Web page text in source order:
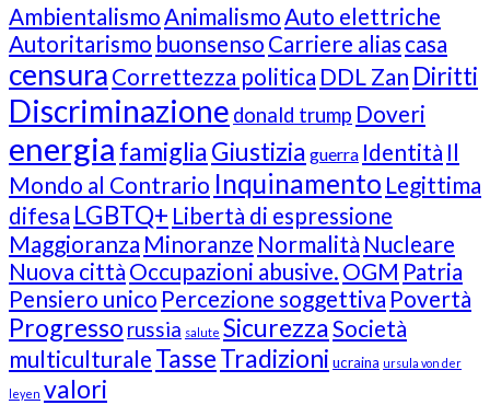
Ambientalismo Animalismo Auto elettriche
Autoritarismo buonsenso Carriere alias casa
censura Correttezza politica DDL Zan Diritti
Discriminazione donald trump Doveri
energia famigliaGiustizia guerra Identità Il
Mondo al Contrario Inquinamento Legittima
difesa LGBTQ+ Libertà di espressione
Maggioranza Minoranze Normalità Nucleare
Nuova città Occupazioni abusive. OGM Patria
Pensiero unico Percezione soggettiva Povertà
Progresso russia salute SicurezzaSocietà
multiculturale TasseTradizioni ucraina ursula von der
leyen valori